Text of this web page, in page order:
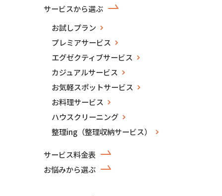
サービスから選ぶ
お試しプラン
プレミアサービス
エグゼクティブサービス
カジュアルサービス
お気軽スポットサービス
お料理サービス
ハウスクリーニング
整理ing（整理収納サービス）
サービス料金表
お悩みから選ぶ